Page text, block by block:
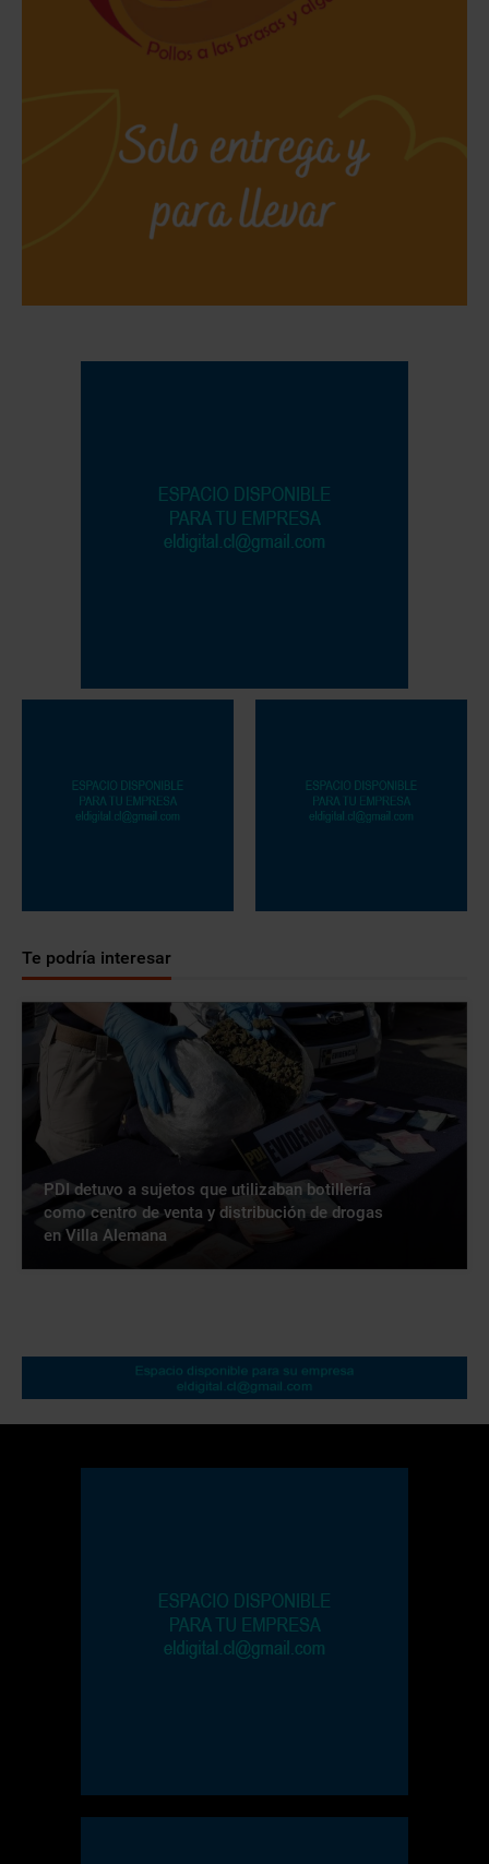
Te podría interesar
PDI detuvo a sujetos que utilizaban botillería
como centro de venta y distribución de drogas
en Villa Alemana